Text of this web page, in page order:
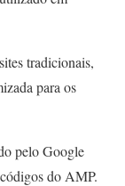
tradicionais,
para os
pelo Google
do AMP.